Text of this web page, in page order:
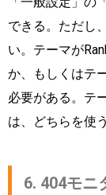
できる。ただし
い。テーマが
か、もしくはテ
必要がある。テ
は、どちらを使
6. 404モニ